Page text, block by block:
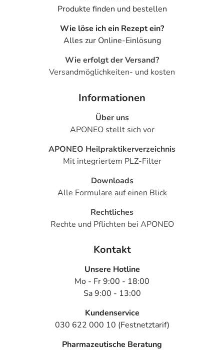
Produkte finden und bestellen
Wie löse ich ein Rezept ein?
Alles zur Online-Einlösung
Wie erfolgt der Versand?
Versandmöglichkeiten- und kosten
Informationen
Über uns
APONEO stellt sich vor
APONEO Heilpraktikerverzeichnis
Mit integriertem PLZ-Filter
Downloads
Alle Formulare auf einen Blick
Rechtliches
Rechte und Pflichten bei APONEO
Kontakt
Unsere Hotline
Mo - Fr 9:00 - 18:00
Sa 9:00 - 13:00
Kundenservice
030 622 000 10 (Festnetztarif)
Pharmazeutische Beratung